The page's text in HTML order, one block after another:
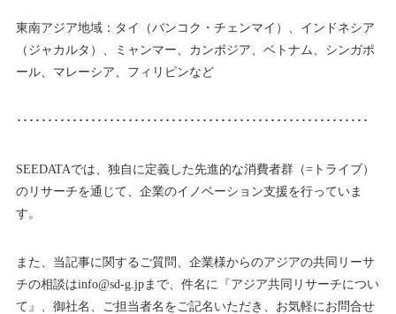
東南アジア地域：タイ（バンコク・チェンマイ）、インドネシア
（ジャカルタ）、ミャンマー、カンボジア、ベトナム、シンガポ
ール、マレーシア、フィリピンなど
･････････････････････････････････････････････････････････
SEEDATAでは、独自に定義した先進的な消費者群（=トライブ）
のリサーチを通じて、企業のイノベーション支援を行っていま
す。
また、当記事に関するご質問、企業様からのアジアの共同リーサ
チの相談はinfo@sd-g.jpまで、件名に『アジア共同リサーチについ
て』、御社名、ご担当者名をご記名いただき、お気軽にお問合せ